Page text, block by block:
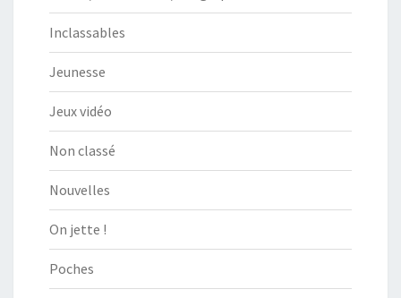
Inclassables
Jeunesse
Jeux vidéo
Non classé
Nouvelles
On jette !
Poches